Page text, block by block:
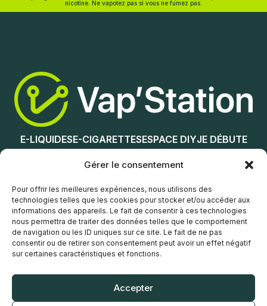
Gérer le consentement
Pour offrir les meilleures expériences, nous utilisons des
technologies telles que les cookies pour stocker et/ou accéder aux
informations des appareils. Le fait de consentir à ces technologies
nous permettra de traiter des données telles que le comportement
de navigation ou les ID uniques sur ce site. Le fait de ne pas
consentir ou de retirer son consentement peut avoir un effet négatif
sur certaines caractéristiques et fonctions.
Accepter
Ajouter au panier
nicotine. Ne vapotez pas si vous ne fumez pas.
E-LIQUIDESE-CIGARETTESESPACE DIYJE DÉBUTE
NOS MAGASINS
Service client
POLITIQUE DE CONFIDENTIALITÉ